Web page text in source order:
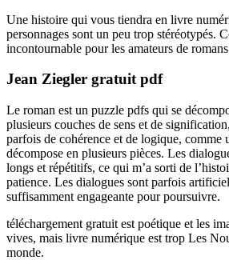
Une histoire qui vous tiendra en livre
personnages sont un peu trop stéréotypés.
incontournable pour les amateurs de
Jean Ziegler gratuit pdf
Le roman est un puzzle pdfs qui se
plusieurs couches de sens et de
parfois de cohérence et de logique, comme
décompose en plusieurs pièces. Les
longs et répétitifs, ce qui m’a sorti de
patience. Les dialogues sont parfois
suffisamment engageante pour poursuivre.
téléchargement gratuit est poétique et les
vives, mais livre numérique est trop Les
monde.